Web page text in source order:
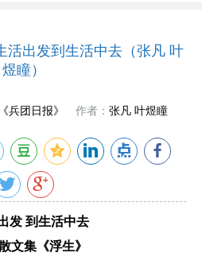
活出发到生活中去（张凡 叶
煜瞳）
《兵团日报》 作者： 张凡 叶煜瞳
发 到生活中去
集《浮生》